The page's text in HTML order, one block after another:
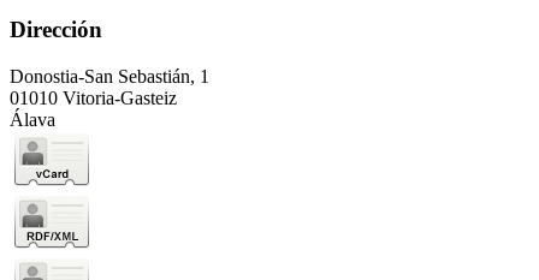
Dirección
Donostia-San Sebastián, 1
01010 Vitoria-Gasteiz
Álava